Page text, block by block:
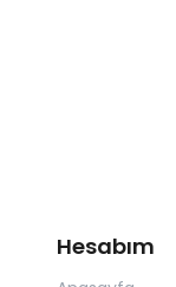
Hesabım